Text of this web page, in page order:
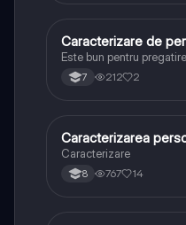
Limba și literatura
Caracterizare de
Este bun pentru
7 212 2
Limba și literatura
Caracterizarea
Caracterizare
8 767 14